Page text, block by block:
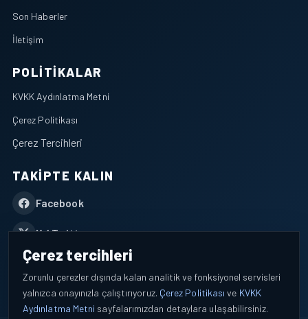
Son Haberler
İletişim
POLITIKALAR
KVKK Aydınlatma Metni
Çerez Politikası
Çerez Tercihleri
TAKIPTE KALIN
Facebook
X / Twitter
YouTube
WhatsApp
Çerez tercihleri
Zorunlu çerezler dışında kalan analitik ve fonksiyonel servisleri
yalnızca onayınızla çalıştırıyoruz. Çerez Politikası ve KVKK
Aydınlatma Metni sayfalarımızdan detaylara ulaşabilirsiniz.